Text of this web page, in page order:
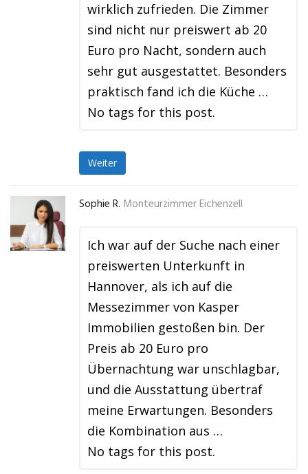
wirklich zufrieden. Die Zimmer
sind nicht nur preiswert ab 20
Euro pro Nacht, sondern auch
sehr gut ausgestattet. Besonders
praktisch fand ich die Küche …
No tags for this post.
Weiter
Sophie R. Monteurzimmer Eichenzell
Ich war auf der Suche nach einer
preiswerten Unterkunft in
Hannover, als ich auf die
Messezimmer von Kasper
Immobilien gestoßen bin. Der
Preis ab 20 Euro pro
Übernachtung war unschlagbar,
und die Ausstattung übertraf
meine Erwartungen. Besonders
die Kombination aus …
No tags for this post.